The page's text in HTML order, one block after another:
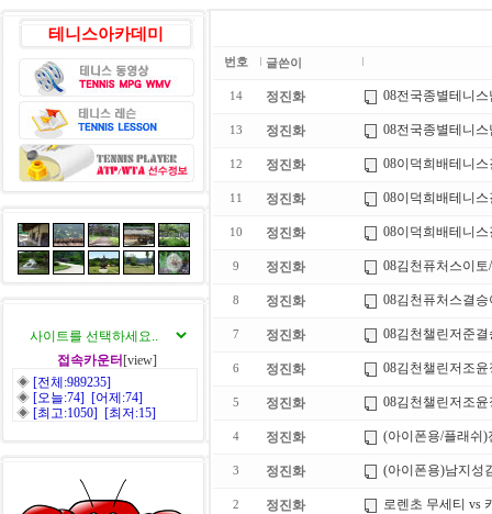
테니스아카데미
접속카운터 [view]
◈ [전체:989235]
◈ [오늘:74] [어제:74]
◈ [최고:1050] [최저:15]
번호 글쓴이
14 정진화 08전국종별테니
13 정진화 08전국종별테니
12 정진화 08이덕희배테니
11 정진화 08이덕희배테니
10 정진화 08이덕희배테니
9 정진화 08김천퓨처스이
8 정진화 08김천퓨처스결
7 정진화 08김천챌린저준
6 정진화 08김천챌린저조
5 정진화 08김천챌린저조
4 정진화 (아이폰용/플래쉬)
3 정진화 (아이폰용)남지성
2 정진화 로렌초 무세티 vs